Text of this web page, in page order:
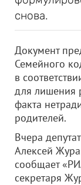
снова.
Документ
Семейного
в
для лишения
факта
родителей.
Вчера
Алексей
сообщает
секретаря